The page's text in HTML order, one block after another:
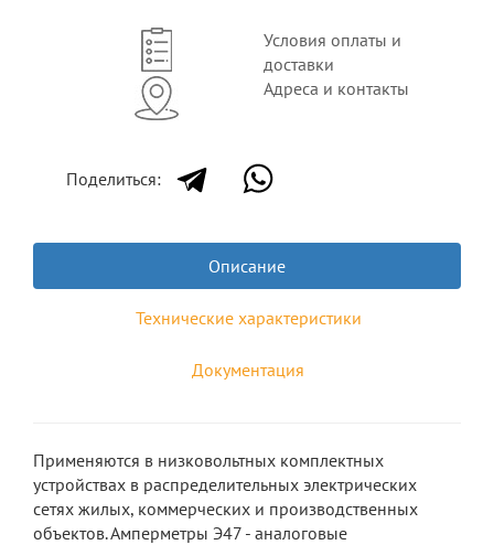
Условия оплаты и
доставки
Адреса и контакты
Поделиться:
Описание
Технические характеристики
Документация
Применяются в низковольтных комплектных
устройствах в распределительных электрических
сетях жилых, коммерческих и производственных
объектов. Амперметры Э47 - аналоговые